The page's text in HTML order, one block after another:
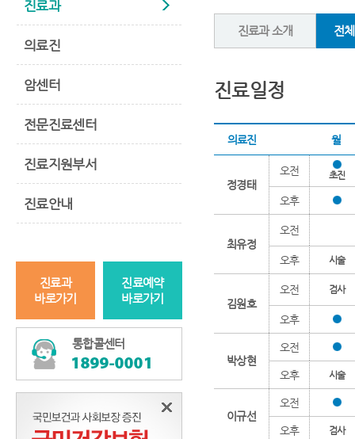
진료과
의료진
암센터
전문진료센터
진료지원부서
진료안내
진료과
바로가기
진료예약
바로가기
통합콜센터
진료과 소개 전
진료일정
의료진 월
정경태
오전 초진
오후
최유정
오전
오후 시술
김원호
오전 검사
오후
박상현
오전
오후 시술
이규선
오전
오후 검사